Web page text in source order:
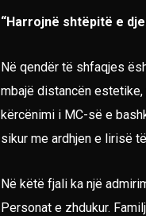
“Harrojnë shtëpitë e
Në qendër të shfaqjes
mbajë distancën estetike,
kërcënimi i MC-së e
sikur me ardhjen e lirisë
Në këtë fjali ka një
Personat e zhdukur.